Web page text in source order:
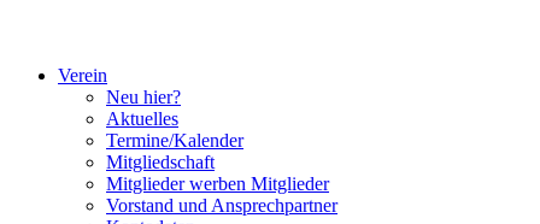
Verein
Neu hier?
Aktuelles
Termine/Kalender
Mitgliedschaft
Mitglieder werben Mitglieder
Vorstand und Ansprechpartner